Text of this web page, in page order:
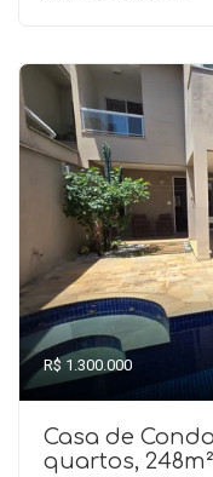
R$ 1.300.000
Casa de
quartos, 248m²